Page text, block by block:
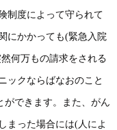
制度によって守られて
にかかっても(緊急入院
何万もの請求をされる
ックならばなおのこと
ができます。また、がん
まった場合には(人によ